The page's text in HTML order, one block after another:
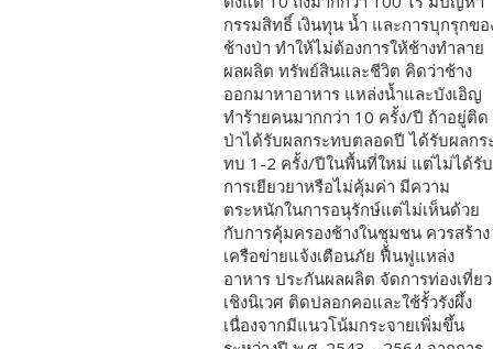
กรรมสิทธิ์ เงินทุน น้ำ และการบุกรุกขอ
ช้างป่า ทำให้ไม่ต้องการให้ช้างทำลาย
ผลผลิต ทรัพย์สินและชีวิต คิดว่าช้าง
ออกมาหาอาหาร แหล่งน้ำและบังเอิญ
ทำร้ายคนมากกว่า 10 ครั้ง/ปี ถ้าอยู่ติด
ป่าได้รับผลกระทบตลอดปี ได้รับผลกร
ทบ 1-2 ครั้ง/ปีในพื้นที่ใหม่ แต่ไม่ได้รับ
การเยียวยาหรือไม่คุ้มค่า มีความ
ตระหนักในการอนุรักษ์แต่ไม่เห็นด้วย
กับการคุ้มครองช้างในชุมชน ควรสร้าง
เครือข่ายแจ้งเตือนภัย ฟื้นฟูแหล่ง
อาหาร ประกันผลผลิต จัดการท่องเที่ยว
เชิงนิเวศ ติดปลอกคอและใช้รั้วรังผึ้ง
เนื่องจากมีแนวโน้มกระจายเพิ่มขึ้น